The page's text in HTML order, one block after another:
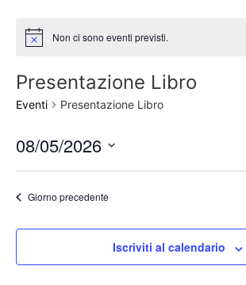
Notice Non ci sono eventi previsti.
Presentazione Libro
Eventi Presentazione Libro
08/05/2026
la
data.Giorno precedente
Iscriviti al calendario